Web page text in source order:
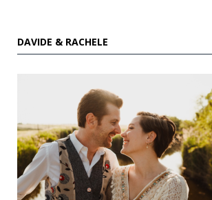
DAVIDE & RACHELE